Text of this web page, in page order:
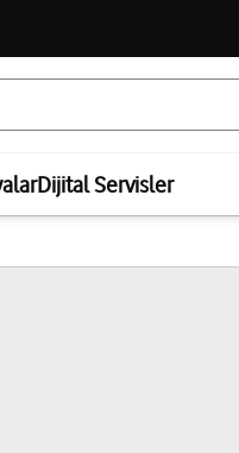
Dijital Servisler